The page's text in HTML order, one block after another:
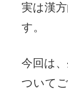
実は漢
す。
今回は
ついて